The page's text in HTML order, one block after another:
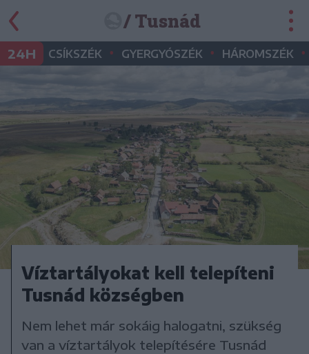
/ Tusnád
24H CSÍKSZÉK • GYERGYÓSZÉK • HÁROMSZÉK •
Víztartályokat kell telepíteni
Tusnád községben
Nem lehet már sokáig halogatni, szükség
van a víztartályok telepítésére Tusnád